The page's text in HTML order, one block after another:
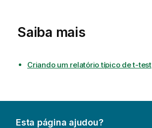
Saiba mais
Criando um relatório típico de t-test
Esta página ajudou?